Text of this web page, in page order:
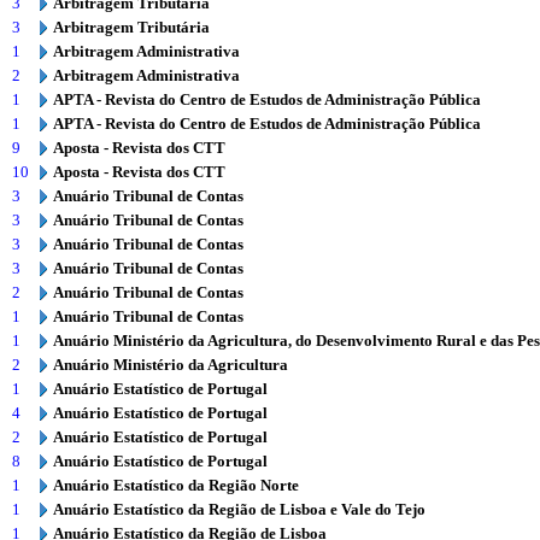
3
Arbitragem Tributária
1
Arbitragem Administrativa
2
Arbitragem Administrativa
1
APTA - Revista do Centro de Estudos de Administração Pública
1
APTA - Revista do Centro de Estudos de Administração Pública
9
Aposta - Revista dos CTT
10
Aposta - Revista dos CTT
3
Anuário Tribunal de Contas
3
Anuário Tribunal de Contas
3
Anuário Tribunal de Contas
3
Anuário Tribunal de Contas
2
Anuário Tribunal de Contas
1
Anuário Tribunal de Contas
1
Anuário Ministério da Agricultura, do Desenvolvimento Rural e das
2
Anuário Ministério da Agricultura
1
Anuário Estatístico de Portugal
4
Anuário Estatístico de Portugal
2
Anuário Estatístico de Portugal
8
Anuário Estatístico de Portugal
1
Anuário Estatístico da Região Norte
1
Anuário Estatístico da Região de Lisboa e Vale do Tejo
1
Anuário Estatístico da Região de Lisboa